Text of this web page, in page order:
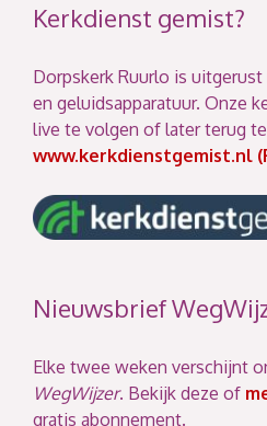
Kerkdienst gemist?
Dorpskerk Ruurlo is
en geluidsapparatuur. Onze
live te volgen of later terug
www.kerkdienstgemist.nl
Nieuwsbrief
Elke twee weken verschijnt
WegWijzer. Bekijk deze of
gratis abonnement.